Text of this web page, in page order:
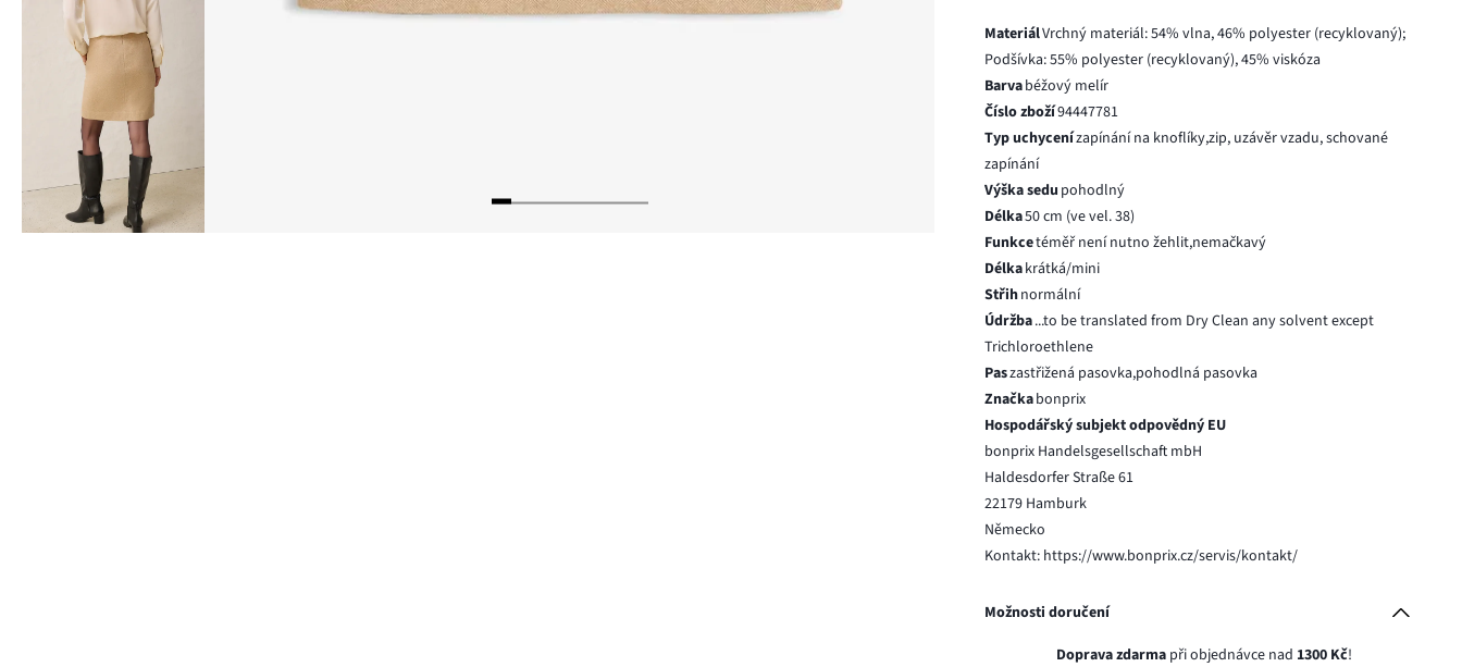
MateriálVrchný materiál: 54% vlna, 46% polyester (recyklovaný);
Podšívka: 55% polyester (recyklovaný), 45% viskóza
Barvabéžový melír
Číslo zboží94447781
Typ uchycenízapínání na knoflíky,zip, uzávěr vzadu, schované
zapínání
Výška sedu pohodlný
Délka50 cm (ve vel. 38)
Funkcetéměř není nutno žehlit,nemačkavý
Délkakrátká/mini
Střihnormální
Údržba...to be translated from Dry Clean any solvent except
Trichloroethlene
Paszastřižená pasovka,pohodlná pasovka
Značkabonprix
Hospodářský subjekt odpovědný EU
bonprix Handelsgesellschaft mbH
Haldesdorfer Straße 61
22179 Hamburk
Německo
Kontakt: https://www.bonprix.cz/servis/kontakt/
Možnosti doručení
Doprava zdarmapři objednávce nad 1300 Kč!